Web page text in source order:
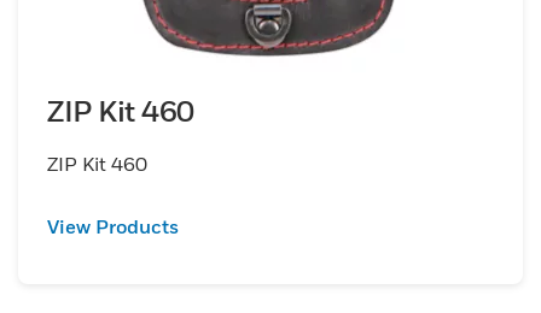
ZIP Kit 460
ZIP Kit 460
View Products